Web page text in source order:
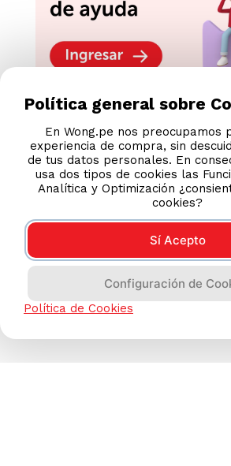
TAMBIÉN TE PUEDE
Nuestras Tiendas
Consultas y
Teléfonos
Políticas de
Términos y
Legales
Política general sobre
En Wong.pe nos preocupamos
experiencia de compra, sin
de tus datos personales. En
usa dos tipos de cookies las
Analítica y Optimización
cookies?
Sí Acepto
Configuración de
Política de Cookies